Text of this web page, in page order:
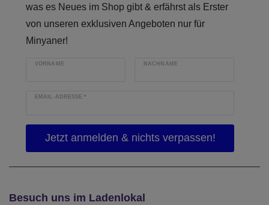
was es Neues im Shop gibt & erfährst als Erster
von unseren exklusiven Angeboten nur für
Minyaner!
VORNAME NACHNAME
EMAIL-ADRESSE*
Besuch uns im Ladenlokal